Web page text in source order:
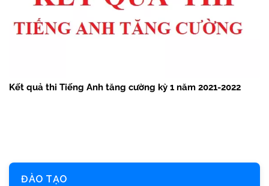
Kết quả thi Tiếng Anh tăng cường kỳ 1 năm 2021-2022
ĐÀO TẠO